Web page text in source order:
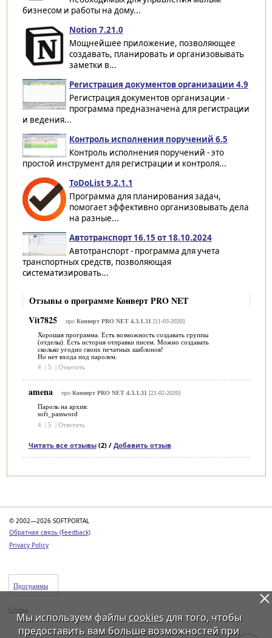
бизнесом и работы на дому...
Notion 7.21.0
Мощнейшее приложение, позволяющее
создавать, планировать и организовывать
заметки в...
Регистрация документов организации 4.9
Регистрация документов организации -
программа предназначена для регистрации
и ведения...
Контроль исполнения поручений 6.5
Контроль исполнения поручений - это
простой инструмент для регистрации и контроля...
ToDoList 9.2.1.1
Программа для планирования задач,
помогает эффективно организовывать дела
на разные...
Автотранспорт 16.15 от 18.10.2024
Автотранспорт - программа для учета
транспортных средств, позволяющая
систематизировать...
Отзывы о программе Конверт PRO NET
Vit7825
про Конверт PRO NET 4.3.1.31 [11-03-2020]
Хорошая программа. Есть возможность создавать группы
(отделы). Есть история отправки писем. Можно создавать
сколько угодно своих печатных шаблонов!
Но нет входа под паролем.
4
5 Ответить
amena про Конверт PRO NET 4.3.1.31[21-02-2020]
Пароль на архив:
soft_password
4 | 5 | Ответить
Читать все отзывы(2) / Добавить отзыв
© 2002—2026 SOFTPORTAL
Обратная связь (Feedback)
Privacy Policy
Программы
Статьи
Мы используем файлы cookiesдля того, чтобы
предоставить вам больше возможностей при